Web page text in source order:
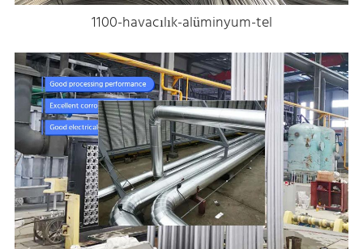
1100-havacılık-alüminyum-tel